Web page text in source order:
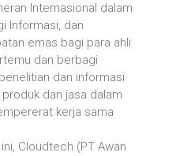
Internasional dalam
Informasi, dan
emas bagi para ahli
dan berbagi
dan informasi
dan jasa dalam
kerja sama
Cloudtech (PT Awan